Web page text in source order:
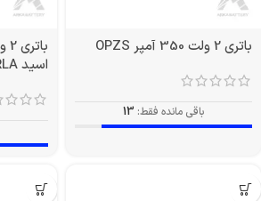
باتری 2 ولت 350 آمپر OPZS
باقی مانده فقط: 13
اسید VRLA